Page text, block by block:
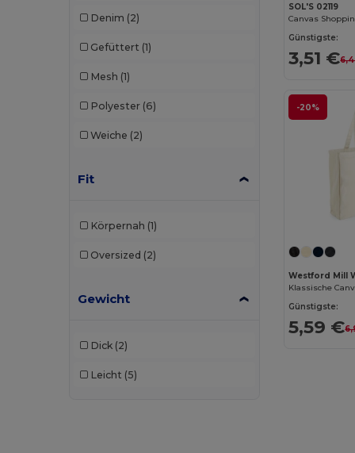
Denim (2)
Gefüttert (1)
Mesh (1)
Polyester (6)
Weiche (2)
Fit
Körpernah (1)
Oversized (2)
Gewicht
Dick (2)
Leicht (5)
SOL'S 02119
Canvas
Günstigste:
3,51 €
-20%
Westford Mill
Klassische
Günstigste:
5,59 €